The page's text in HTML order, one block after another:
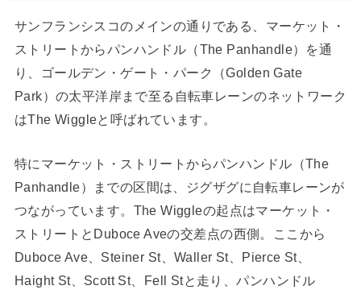
サンフランシスコのメインの通りである、マーケット・
ストリートからパンハンドル（The Panhandle）を通
り、ゴールデン・ゲート・パーク（Golden Gate
Park）の太平洋岸まで至る自転車レーンのネットワーク
はThe Wiggleと呼ばれています。
特にマーケット・ストリートからパンハンドル（The
Panhandle）までの区間は、ジグザグに自転車レーンが
つながっています。The Wiggleの起点はマーケット・
ストリートとDuboce Aveの交差点の西側。ここから
Duboce Ave、Steiner St、Waller St、Pierce St、
Haight St、Scott St、Fell Stと走り、パンハンドル